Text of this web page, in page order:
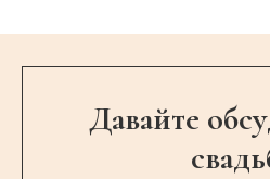
Давайте